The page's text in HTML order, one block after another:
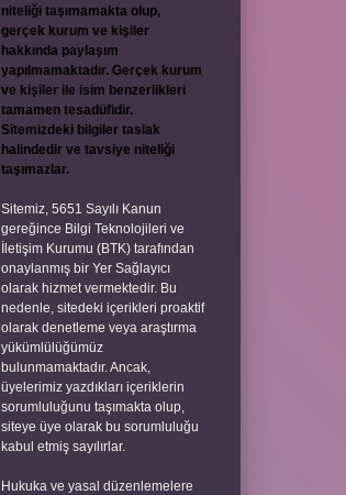
niteliği taşımamakta olup,
gerçek kurum ve kişiler
hakkında paylaşım
yapılmamaktadır. Gerçek kurum
ve kişiler ile isim benzerlikleri
tamamen tesadüfidir.
Sitemizdeki bilgiler taslak
halindedir ve tavsiye niteliği
taşımazlar.
Sitemiz, 5651 Sayılı Kanun
gereğince Bilgi Teknolojileri ve
İletişim Kurumu (BTK) tarafından
onaylanmış bir Yer Sağlayıcı
olarak hizmet vermektedir. Bu
nedenle, sitedeki içerikleri proaktif
olarak denetleme veya araştırma
yükümlülüğümüz
bulunmamaktadır. Ancak,
üyelerimiz yazdıkları içeriklerin
sorumluluğunu taşımakta olup,
siteye üye olarak bu sorumluluğu
kabul etmiş sayılırlar.
Hukuka ve yasal düzenlemelere